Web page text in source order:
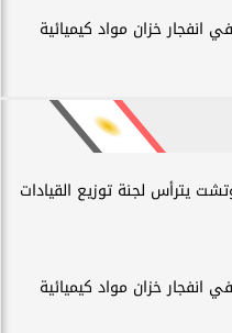
انفجار خزان مواد كيميائية
يترأس لجنة توزيع القيادات
انفجار خزان مواد كيميائية